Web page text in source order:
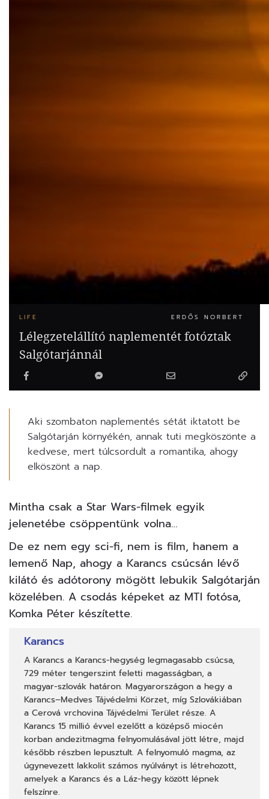
LIFE ERDŐS NORBERT
Lélegzetelállító naplementét fotóztak
Salgótarjánnál
Aki szombaton naplementés sétát iktatott be
Salgótarján környékén, annak tuti megköszönte a
kedvese, mert túlcsordult a romantika, ahogy
elköszönt a nap.
Mintha csak a Star Wars-filmek egyik
jelenetébe csöppentünk volna…
De ez nem egy sci-fi, nem is film, hanem a
lemenő Nap, ahogy a Karancs csúcsán lévő
kilátó és adótorony mögött lebukik Salgótarján
közelében. A csodás képeket az MTI fotósa,
Komka Péter készítette.
Karancs
A Karancs a Karancs-hegység legmagasabb csúcsa,
729 méter tengerszint feletti magasságban, a
magyar-szlovák határon. Magyarországon a hegy a
Karancs–Medves Tájvédelmi Körzet, míg Szlovákiában
a Cerová vrchovina Tájvédelmi Terület része. A
Karancs 15 millió évvel ezelőtt a középső miocén
korban andezitmagma felnyomulásával jött létre, majd
később részben lepusztult. A felnyomuló magma, az
úgynevezett lakkolit számos nyúlványt is létrehozott,
amelyek a Karancs és a Láz-hegy között lépnek
felszínre.